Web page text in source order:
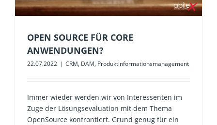
OPEN SOURCE FÜR CORE
ANWENDUNGEN?
22.07.2022 | CRM, DAM, Produktinformationsmanagement
Immer wieder werden wir von Interessenten im
Zuge der Lösungsevaluation mit dem Thema
OpenSource konfrontiert. Grund genug für ein